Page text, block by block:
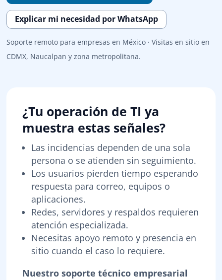
Explicar mi necesidad por WhatsApp
Soporte remoto para empresas en México · Visitas en sitio en
CDMX, Naucalpan y zona metropolitana.
¿Tu operación de TI ya
muestra estas señales?
Las incidencias dependen de una sola
persona o se atienden sin seguimiento.
Los usuarios pierden tiempo esperando
respuesta para correo, equipos o
aplicaciones.
Redes, servidores y respaldos requieren
atención especializada.
Necesitas apoyo remoto y presencia en
sitio cuando el caso lo requiere.
Nuestro soporte técnico empresarial